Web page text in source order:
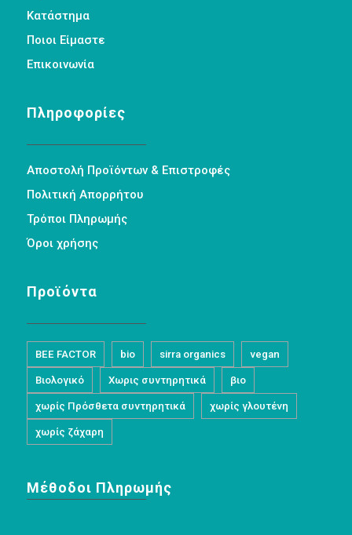
Κατάστημα
Ποιοι Είμαστε
Επικοινωνία
Πληροφορίες
Αποστολή Προϊόντων & Επιστροφές
Πολιτική Απορρήτου
Τρόποι Πληρωμής
Όροι χρήσης
Προϊόντα
BEE FACTOR bio sirra organics vegan
Βιολογικό Χωρις συντηρητικά βιο
χωρίς Πρόσθετα συντηρητικά χωρίς γλουτένη
χωρίς ζάχαρη
Μέθοδοι Πληρωμής